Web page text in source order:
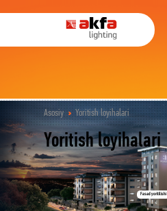
Asosiy Yoritish loyihalari
Yoritish loyihalari
Fasad yoritilishi